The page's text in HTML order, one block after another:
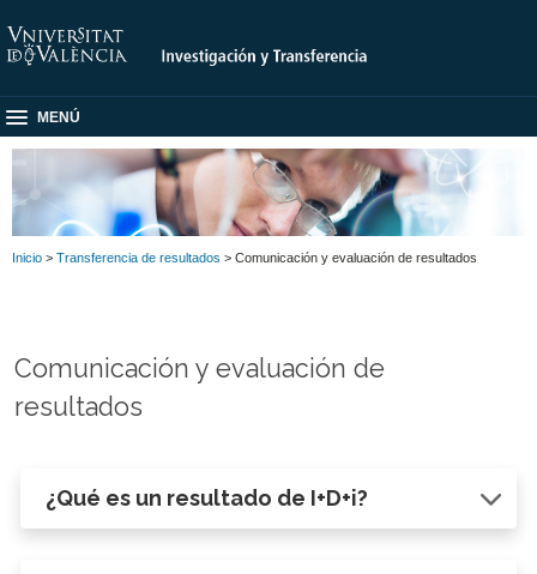
MENÚ
Inicio > Transferencia de resultados > Comunicación y evaluación de resultados
Comunicación y evaluación de
resultados
¿Qué es un resultado de I+D+i?